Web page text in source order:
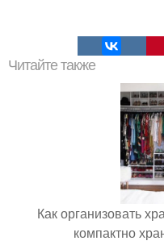
Читайте также
Как организовать
компактно